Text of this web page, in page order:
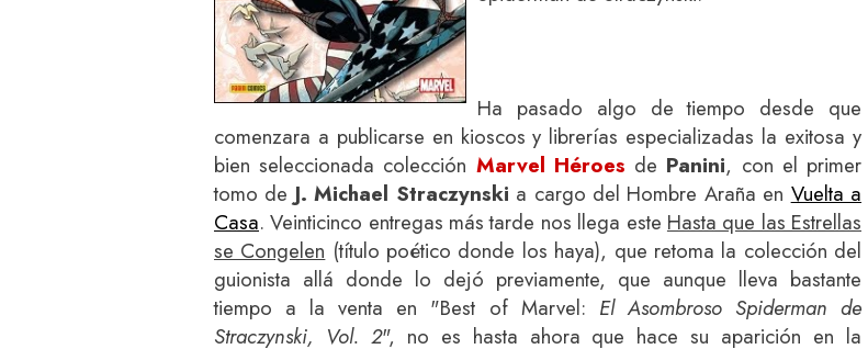
Ha pasado algo de tiempo desde que
comenzara a publicarse en kioscos y librerías especializadas la exitosa y
bien seleccionada colección Marvel Héroes de Panini, con el primer
tomo de J. Michael Straczynski a cargo del Hombre Araña en Vuelta a
Casa. Veinticinco entregas más tarde nos llega este Hasta que las Estrellas
se Congelen (título poético donde los haya), que retoma la colección del
guionista allá donde lo dejó previamente, que aunque lleva bastante
tiempo a la venta en "Best of Marvel: El Asombroso Spiderman de
Straczynski, Vol. 2", no es hasta ahora que hace su aparición en la